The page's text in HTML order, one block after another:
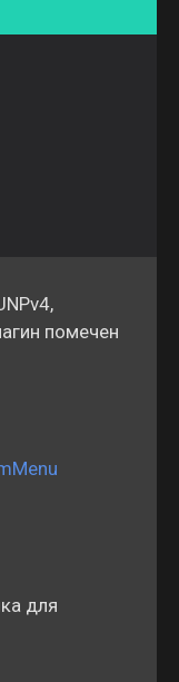
помечен
для